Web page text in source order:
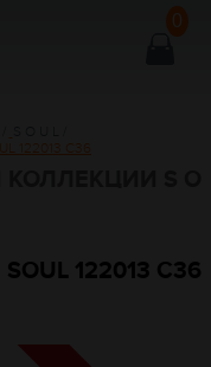
0
122013 C36
122013 C36